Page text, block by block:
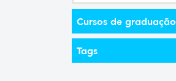
Cursos de graduação
Tags